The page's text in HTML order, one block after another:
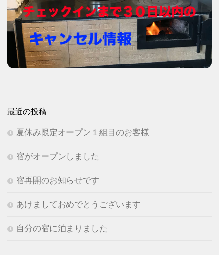
最近の投稿
夏休み限定オープン１組目のお客様
宿がオープンしました
宿再開のお知らせです
あけましておめでとうございます
自分の宿に泊まりました